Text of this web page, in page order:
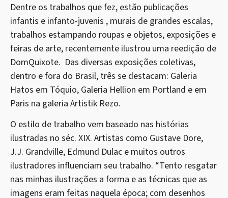
Dentre os trabalhos que fez, estão publicações
infantis e infanto-juvenis , murais de grandes escalas,
trabalhos estampando roupas e objetos, exposições e
feiras de arte, recentemente ilustrou uma reedição de
DomQuixote. Das diversas exposições coletivas,
dentro e fora do Brasil, três se destacam: Galeria
Hatos em Tóquio, Galeria Hellion em Portland e em
Paris na galeria Artistik Rezo.
O estilo de trabalho vem baseado nas histórias
ilustradas no séc. XIX. Artistas como Gustave Dore,
J.J. Grandville, Edmund Dulac e muitos outros
ilustradores influenciam seu trabalho. “Tento resgatar
nas minhas ilustrações a forma e as técnicas que as
imagens eram feitas naquela época; com desenhos